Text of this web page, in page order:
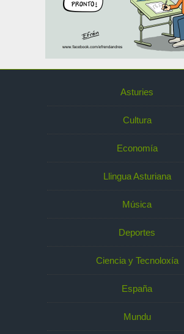
Asturies
Cultura
Economía
Llingua Asturiana
Música
Deportes
Ciencia y Tecnoloxía
España
Mundu